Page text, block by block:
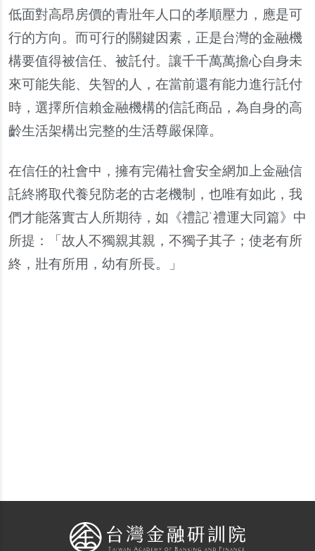
低面對高昂房價的青壯年人口的孝順壓力，應是可
行的方向。而可行的關鍵因素，正是台灣的金融機
構要值得被信任、被託付。讓千千萬萬擔心自身未
來可能失能、失智的人，在當前還有能力進行託付
時，選擇所信賴金融機構的信託商品，為自身的高
齡生活架構出完整的生活尊嚴保障。
在信任的社會中，擁有完備社會安全網加上金融信
託終將取代養兒防老的古老機制，也唯有如此，我
們才能落實古人所期待，如《禮記˙禮運大同篇》中
所提：「故人不獨親其親，不獨子其子；使老有所
終，壯有所用，幼有所長。」